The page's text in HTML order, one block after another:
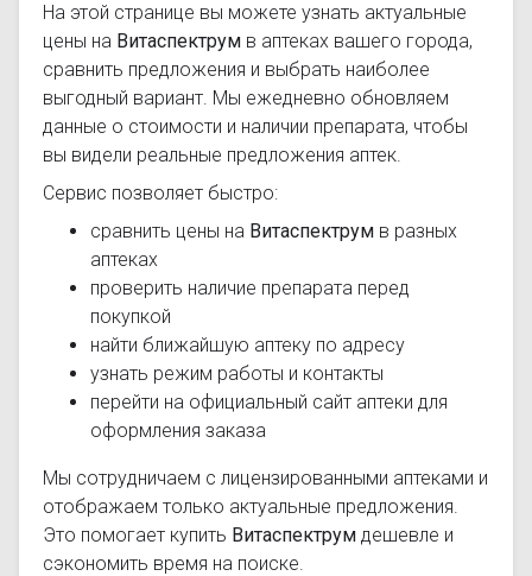
На этой странице вы можете узнать актуальные
цены на Витаспектрум в аптеках вашего города,
сравнить предложения и выбрать наиболее
выгодный вариант. Мы ежедневно обновляем
данные о стоимости и наличии препарата, чтобы
вы видели реальные предложения аптек.
Сервис позволяет быстро:
сравнить цены на Витаспектрум в разных
аптеках
проверить наличие препарата перед
покупкой
найти ближайшую аптеку по адресу
узнать режим работы и контакты
перейти на официальный сайт аптеки для
оформления заказа
Мы сотрудничаем с лицензированными аптеками и
отображаем только актуальные предложения.
Это помогает купить Витаспектрум дешевле и
сэкономить время на поиске.